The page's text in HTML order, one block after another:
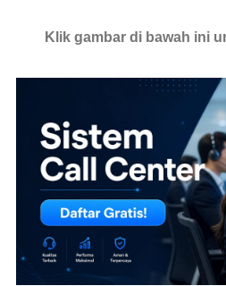
Klik gambar di bawah ini